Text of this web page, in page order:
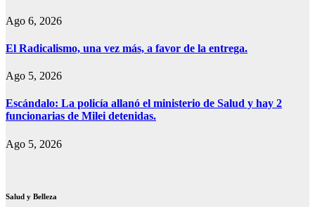
Ago 6, 2026
El Radicalismo, una vez más, a favor de la entrega.
Ago 5, 2026
Escándalo: La policía allanó el ministerio de Salud y hay 2
funcionarias de Milei detenidas.
Ago 5, 2026
Salud y Belleza